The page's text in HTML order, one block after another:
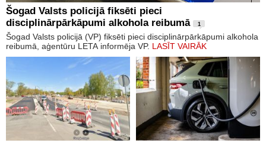
Šogad Valsts policijā fiksēti pieci
disciplinārpārkāpumi alkohola reibumā
1
Šogad Valsts policijā (VP) fiksēti pieci disciplinārpārkāpumi alkohola
reibumā, aģentūru LETA informēja VP. LASĪT VAIRĀK